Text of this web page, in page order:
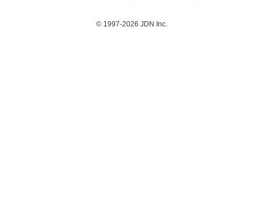
© 1997-2026 JDN Inc.